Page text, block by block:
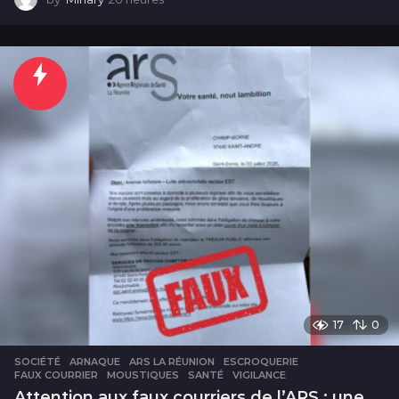
e
u
r
e
17 0
SOCIÉTÉ ARNAQUE ,ARS LA RÉUNION ,ESCROQUERIE
FAUX COURRIER
,MOUSTIQUES ,SANTÉ ,VIGILANCE